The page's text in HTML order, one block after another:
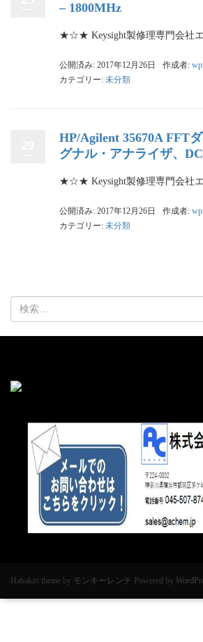
– 1800MHz
★☆★ Keysight製修理専門会社
公開済み: 2017年12月26日 作成者:
カテゴリー: 未分類
HP/Agilent 35670A FFT
グナル・アナライザ、
★☆★ Keysight製修理専門会社
公開済み: 2017年12月26日 作成者:
カテゴリー: 未分類
索:
Habakiri theme by モンキーレンチ Powered by